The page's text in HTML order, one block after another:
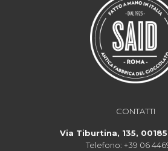
CONTATTI
Via Tiburtina, 135,
Telefono: +39 06